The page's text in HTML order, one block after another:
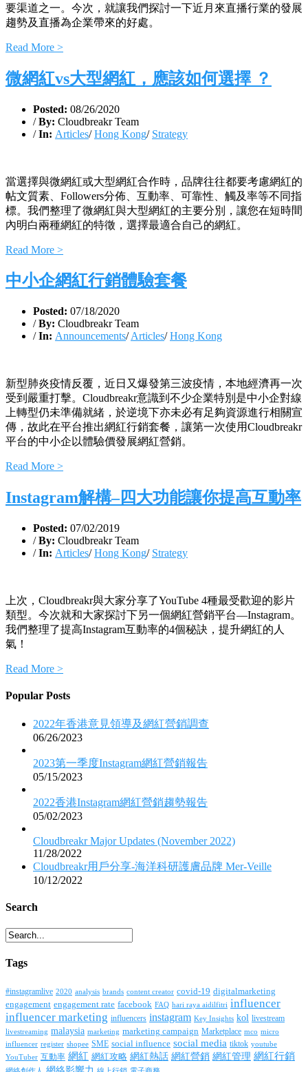
要渠道之一。今次，就讓我們探討一下近月來直播行業的發展
趨勢及直播為企業帶來的好處。
Read More >
微網紅vs大型網紅，應該如何選擇 ？
Posted: 08/26/2020
/ By: Cloudbreakr Team
/ In: Articles/Hong Kong/ Strategy
當選擇與微網紅或大型網紅合作時，品牌往往都要考慮網紅的
帖文質素、Followers分佈、互動率、可靠性、觸及率等不同指
標。我們整理了微網紅與大型網紅的主要分別，讓您在短時間
內明白兩種網紅的特徵，選擇最適合自己的網紅。
Read More >
中小企網紅行銷體驗套餐
Posted: 07/18/2020
/ By: Cloudbreakr Team
/ In: Announcements/Articles/Hong Kong
新型肺炎疫情反覆，近日又爆發第三波疫情，本地經濟再一次
受到嚴重打擊。Cloudbreakr意識到不少企業特別是中小企對線
上轉型仍未準備就緒，於逆境下亦未必有足夠資源進行相關宣
傳，故此在平台推出網紅行銷套餐，讓第一次使用Cloudbreakr
平台的中小企以體驗價發展網紅營銷。
Read More >
Instagram解構–四大功能讓你提高互動率
Posted: 07/02/2019
/ By: Cloudbreakr Team
/ In: Articles/Hong Kong/ Strategy
上次，Cloudbreakr與大家分享了YouTube 4種最受歡迎的影片
類型。今次就和大家探討下另一個網紅營銷平台—Instagram。
我們整理了提高Instagram互動率的4個秘訣，提升網紅的人
氣！
Read More >
Popular Posts
2022年香港意見領導及網紅營銷調查
06/26/2023
2023第一季度Instagram網紅營銷報告
05/15/2023
2022香港Instagram網紅營銷趨勢報告
05/02/2023
Cloudbreakr Major Updates (November 2022)
11/28/2022
Cloudbreakr用戶分享-海洋科研護膚品牌 Mer-Veille
10/12/2022
Search
Tags
#instagramlive 2020 analysis brands content creator covid-19 digitalmarketing
engagement engagement rate facebook FAQ hari raya aidilfitri influencer
influencer marketing influencers instagram Key Insights kol livestream
livestreaming malaysia marketing marketing campaign Marketplace mco micro
influencer register shopee SME social influence social media tiktok youtube
YouTuber 互動率 網紅 網紅攻略 網紅熱話 網紅營銷 網紅管理 網紅行銷
網絡影響力